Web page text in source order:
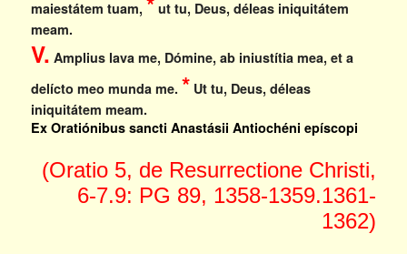
maiestátem tuam,
ut tu, Deus, déleas iniquitátem
meam.
V. Amplius lava me, Dómine, ab iniustítia mea, et a
delícto meo munda me. * Ut tu, Deus, déleas
iniquitátem meam.
Ex Oratiónibus sancti Anastásii Antiochéni epíscopi
(Oratio 5, de Resurrectione Christi,
6-7.9: PG 89, 1358-1359.1361-
1362)